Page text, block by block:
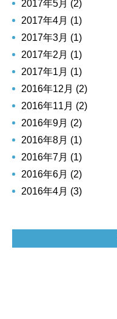
2017年5月 (2)
2017年4月 (1)
2017年3月 (1)
2017年2月 (1)
2017年1月 (1)
2016年12月 (2)
2016年11月 (2)
2016年9月 (2)
2016年8月 (1)
2016年7月 (1)
2016年6月 (2)
2016年4月 (3)